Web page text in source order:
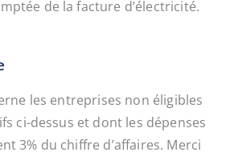
de la facture d’électricité.
les entreprises non éligibles
ci-dessus et dont les dépenses
3% du chiffre d’affaires. Merci